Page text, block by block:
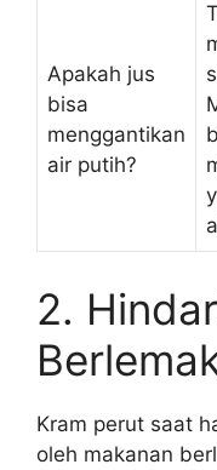
Apakah jus
bisa
menggantikan
air putih?
2.
Kram perut saat
oleh makanan